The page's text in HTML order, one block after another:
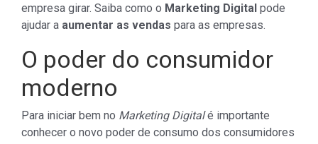
empresa girar. Saiba como o Marketing Digital pode
ajudar a aumentar as vendas para as empresas.
O poder do consumidor
moderno
Para iniciar bem no Marketing Digitalé importante
conhecer o novo poder de consumo dos consumidores